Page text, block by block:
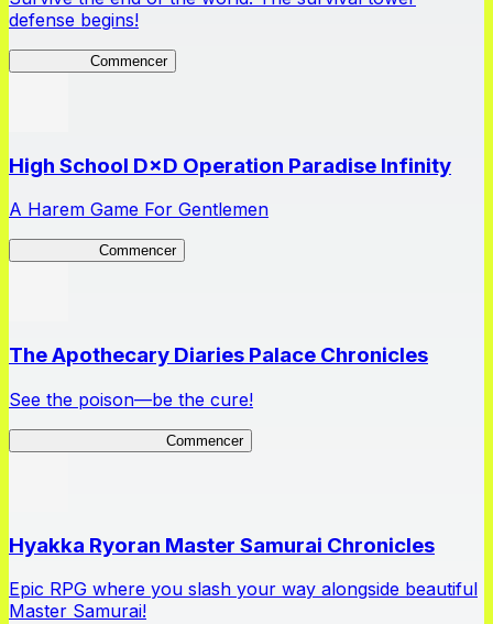
defense begins!
Commencer
High School D×D Operation Paradise Infinity
A Harem Game For Gentlemen
Commencer
The Apothecary Diaries Palace Chronicles
See the poison—be the cure!
Commencer
Hyakka Ryoran Master Samurai Chronicles
Epic RPG where you slash your way alongside beautiful
Master Samurai!